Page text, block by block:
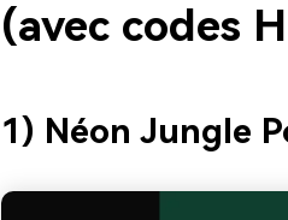
(avec codes
1) Néon Jungle